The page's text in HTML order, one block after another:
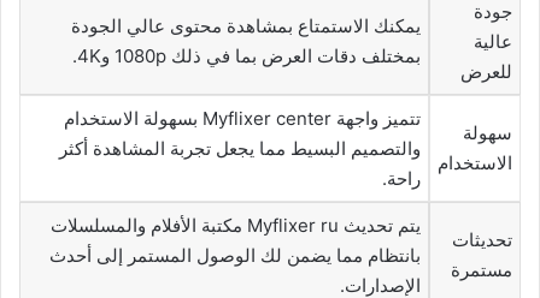
جودة
عالية
للعرض
يمكنك الاستمتاع بمشاهدة محتوى عالي الجودة
بمختلف دقات العرض بما في ذلك 1080p و4K.
سهولة
الاستخدام
تتميز واجهة Myflixer center بسهولة الاستخدام
والتصميم البسيط مما يجعل تجربة المشاهدة أكثر
راحة.
تحديثات
مستمرة
يتم تحديث Myflixer ru مكتبة الأفلام والمسلسلات
بانتظام مما يضمن لك الوصول المستمر إلى أحدث
الإصدارات.